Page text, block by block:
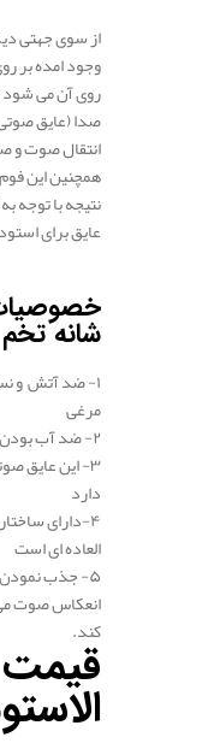
از سوی جهتی
وجود امده بر
روی آن می‌ شود
صدا (عایق
انتقال صوت و
همچنین این
نتیجه با
عایق برای
شانه
۱- ضد آتش و
مرغی
۲- ضد آب بودن فوم شانه تخم مرغی
۳- این عایق
دارد
۴-دارای
العاده ای است
۵- جذب
انعکاس صوت
کند.